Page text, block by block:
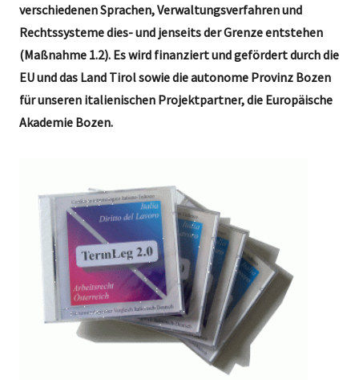
verschiedenen Sprachen, Verwaltungsverfahren und
Rechtssysteme dies- und jenseits der Grenze entstehen
(Maßnahme 1.2). Es wird finanziert und gefördert durch die
EU und das Land Tirol sowie die autonome Provinz Bozen
für unseren italienischen Projektpartner, die Europäische
Akademie Bozen.